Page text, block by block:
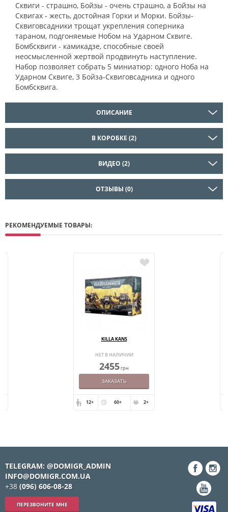
Сквиги - страшно, Бойзы - очень страшно, а Бойзы на
Сквигах - жесть, достойная Горки и Морки. Бойзы-
Сквиговсадники трощат укрепления соперника
тараном, подгоняемые Нобом на Ударном Сквиге.
Бомбсквиги - камикадзе, способные своей
неосмысленной жертвой продвинуть наступление.
Набор позволяет собрать 5 миниатюр: одного Ноба на
Ударном Сквиге, 3 Бойза-Сквиговсадника и одного
Бомбсквига.
ОПИСАНИЕ
В КОРОБКЕ (2)
ВИДЕО (2)
ОТЗЫВЫ (0)
РЕКОМЕНДУЕМЫЕ ТОВАРЫ:
KILLA KANS
НЕТ В НАЛИЧИИ
2455грн
ЗАКАЗАТЬ
12+ 60+ 2+
TELEGRAM: @DOMIGR_ADMIN
INFO@DOMIGR.COM.UA
+38 (096) 606-08-28
ПЕРЕЗВОНИТЕ МНЕ